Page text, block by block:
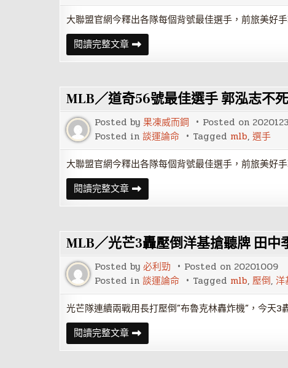
大：
可
能
性
不
是
零
大聯盟官網今釋出各隊每個背號最佳選手，前旅美好
閱讀完整文章MLB
／
道
號
最
佳
選
手
郭
志
不
死
鳥
傳
奇
登
官
網
MLB／道奇56號最佳選手 郭泓志不
Posted by 果凍威而鋼 Posted on
Posted in 談運論命 Tagged mlb, 選手
大聯盟官網今釋出各隊每個背號最佳選手，前旅美好
閱讀完整文章MLB
／
道
號
最
佳
選
手
郭
志
不
死
鳥
傳
奇
登
MLB／光芒3轟壓倒洋基搶聽牌 田中
Posted by 必利勁 Posted on 20201009
Posted in 談運論命 Tagged mlb, 壓倒, 洋
光芒隊連續兩戰用長打壓倒”布魯克林轟炸機”，今天3
閱讀完整文章MLB
／
光